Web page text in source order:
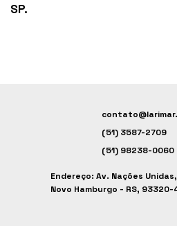
SP.
(51) 3587-2709
(51) 98238-0060
Endereço: Av. Nações
Novo Hamburgo - RS, 93320-